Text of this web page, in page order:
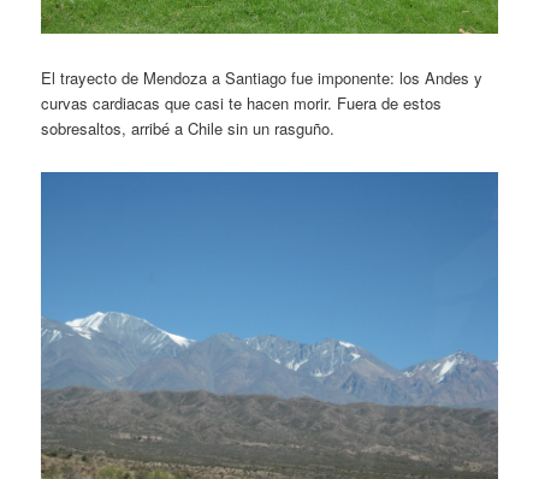
El trayecto de Mendoza a Santiago fue imponente: los Andes y
curvas cardiacas que casi te hacen morir. Fuera de estos
sobresaltos, arribé a Chile sin un rasguño.